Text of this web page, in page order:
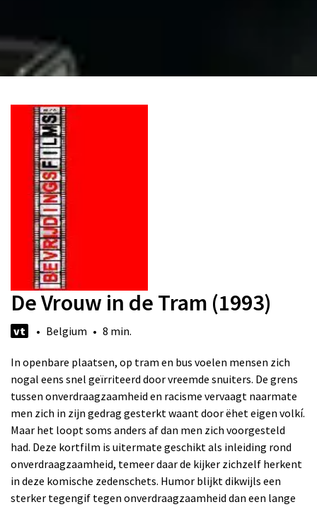
De Vrouw in de Tram (1993)
vt • Belgium • 8 min.
In openbare plaatsen, op tram en bus voelen mensen zich
nogal eens snel geïrriteerd door vreemde snuiters. De grens
tussen onverdraagzaamheid en racisme vervaagt naarmate
men zich in zijn gedrag gesterkt waant door ëhet eigen volkí.
Maar het loopt soms anders af dan men zich voorgesteld
had. Deze kortfilm is uitermate geschikt als inleiding rond
onverdraagzaamheid, temeer daar de kijker zichzelf herkent
in deze komische zedenschets. Humor blijkt dikwijls een
sterker tegengif tegen onverdraagzaamheid dan een lange